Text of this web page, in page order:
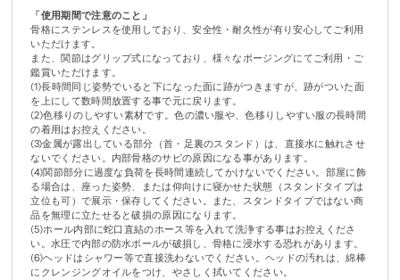
「使用期間で注意のこと」
骨格にステンレスを使用しており、安全性・耐久性が有り安心してご利用
いただけます。
また、関節はグリップ式になっており、様々なポージングにてご利用・ご
鑑賞いただけます。
(1)長時間同じ姿勢でいると下になった面に跡がつきますが、跡がついた面
を上にして数時間放置する事で元に戻ります。
(2)色移りのしやすい素材です。色の濃い服や、色移りしやすい服の長時間
の着用はお控えください。
(3)金属が露出している部分（首・足裏のスタンド）は、直接水に触れさせ
ないでください。内部骨格のサビの原因になる事があります。
(4)関節部分に過度な負荷を長時間連続してかけないでください。部屋に飾
る場合は、座った姿勢、または仰向けに寝かせた状態（スタンドタイプは
立位も可）で展示・保存してください。また、スタンドタイプではない商
品を無理に立たせると破損の原因になります。
(5)ホール内部に蛇口直結のホース等を入れて洗浄する事はお控えくださ
い。水圧で内部の防水ボールが破損し、骨格に浸水する恐れがあります。
(6)ヘッドはシャワー等で直接洗わないでください。ヘッドの汚れは、綿棒
にクレンジングオイルをつけ、やさしく拭いてください。